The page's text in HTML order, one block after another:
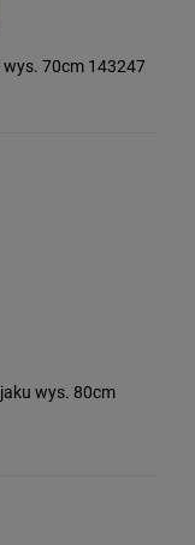
70cm 143247
wys. 80cm